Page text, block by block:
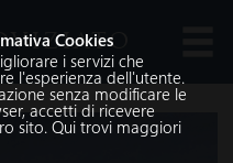
Cookies
i servizi che
l'esperienza dell'utente.
senza modificare le
accetti di ricevere
sito. Quitrovi maggiori